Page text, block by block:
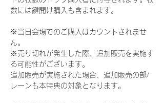
数には鍵開け購入も含まれます。
※当日会場でのご購入はカウントされませ
ん。
※売り切れが発生した際、追加販売を実施す
る可能性がございます。
追加販売が実施された場合、追加販売の部/
レーンも本特典の対象となります。